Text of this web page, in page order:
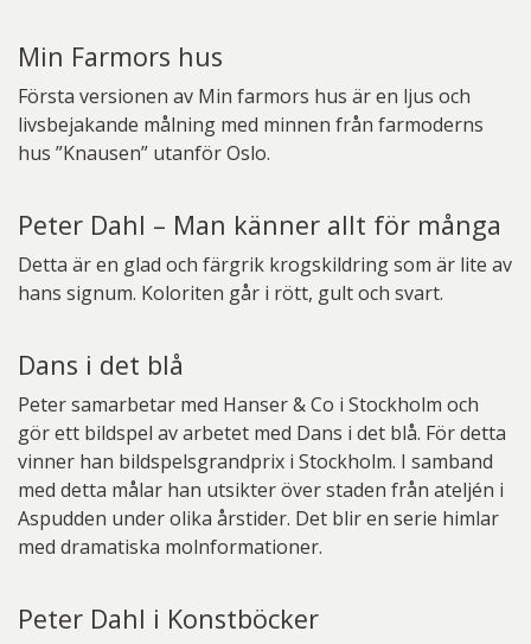
Min Farmors hus
Första versionen av Min farmors hus är en ljus och
livsbejakande målning med minnen från farmoderns
hus ”Knausen” utanför Oslo.
Peter Dahl – Man känner allt för många
Detta är en glad och färgrik krogskildring som är lite av
hans signum. Koloriten går i rött, gult och svart.
Dans i det blå
Peter samarbetar med Hanser & Co i Stockholm och
gör ett bildspel av arbetet med Dans i det blå. För detta
vinner han bildspelsgrandprix i Stockholm. I samband
med detta målar han utsikter över staden från ateljén i
Aspudden under olika årstider. Det blir en serie himlar
med dramatiska molnformationer.
Peter Dahl i Konstböcker